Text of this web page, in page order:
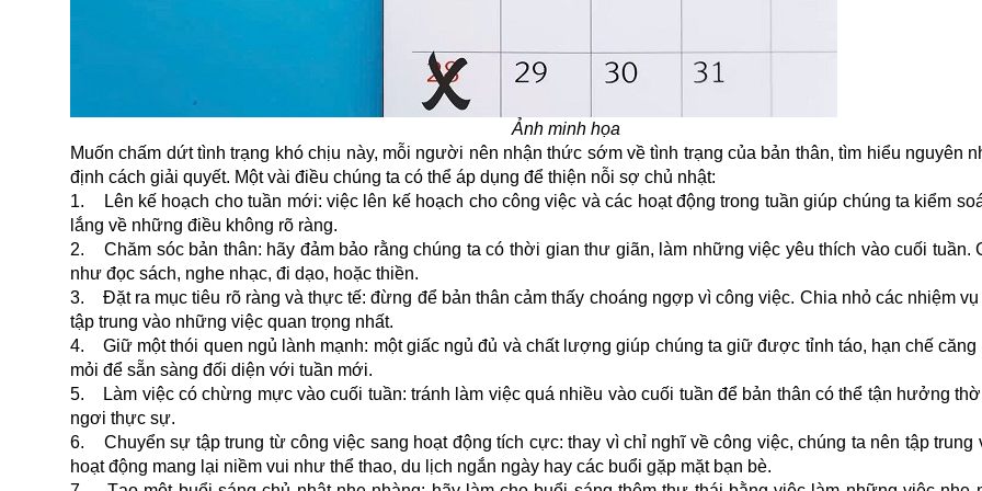
Ảnh minh họa
Muốn chấm dứt tình trạng khó chịu này, mỗi người nên nhận thức sớm về tình trạng của bản thân, tìm hiểu nguyên
định cách giải quyết. Một vài điều chúng ta có thể áp dụng để thiện nỗi sợ chủ nhật:
1. Lên kế hoạch cho tuần mới: việc lên kế hoạch cho công việc và các hoạt động trong tuần giúp chúng ta kiểm
lắng về những điều không rõ ràng.
2. Chăm sóc bản thân: hãy đảm bảo rằng chúng ta có thời gian thư giãn, làm những việc yêu thích vào cuối tuần.
như đọc sách, nghe nhạc, đi dạo, hoặc thiền.
3. Đặt ra mục tiêu rõ ràng và thực tế: đừng để bản thân cảm thấy choáng ngợp vì công việc. Chia nhỏ các nhiệm
tập trung vào những việc quan trọng nhất.
4. Giữ một thói quen ngủ lành mạnh: một giấc ngủ đủ và chất lượng giúp chúng ta giữ được tỉnh táo, hạn chế căng
mỏi để sẵn sàng đối diện với tuần mới.
5. Làm việc có chừng mực vào cuối tuần: tránh làm việc quá nhiều vào cuối tuần để bản thân có thể tận hưởng
ngơi thực sự.
6. Chuyển sự tập trung từ công việc sang hoạt động tích cực: thay vì chỉ nghĩ về công việc, chúng ta nên tập trung
hoạt động mang lại niềm vui như thể thao, du lịch ngắn ngày hay các buổi gặp mặt bạn bè.